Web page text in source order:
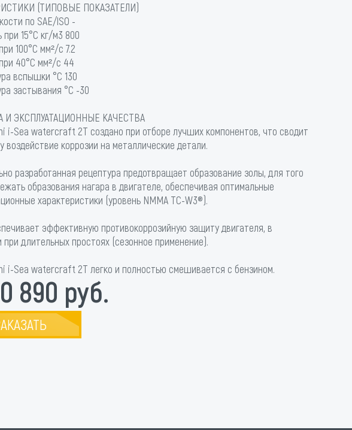
(ТИПОВЫЕ ПОКАЗАТЕЛИ)
по SAE/ISO -
при 15°C кг/м3 800
100°C мм²/с 7.2
40°C мм²/с 44
вспышки °C 130
застывания °C -30
И ЭКСПЛУАТАЦИОННЫЕ КАЧЕСТВА
i-Sea watercraft 2T создано при отборе лучших компонентов, что сводит
воздействие коррозии на металлические детали.
разработанная рецептура предотвращает образование золы, для того
образования нагара в двигателе, обеспечивая оптимальные
характеристики (уровень NMMA TC-W3®).
эффективную противокоррозийную защиту двигателя, в
при длительных простоях (сезонное применение).
i-Sea watercraft 2T легко и полностью смешивается с бензином.
890 руб.